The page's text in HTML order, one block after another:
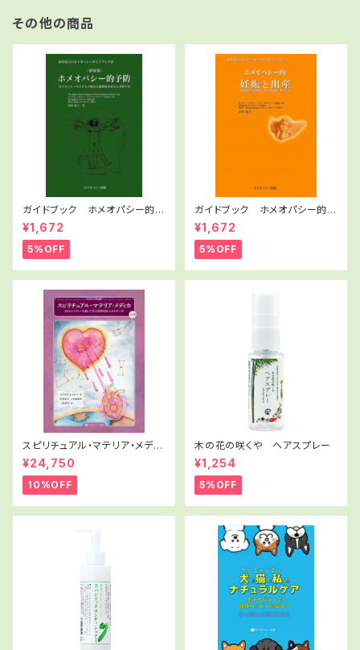
その他の商品
ガイドブック ホメオパシー的予
防（新装版）
¥1,672
5%OFF
ガイドブック ホメオパシー的妊
娠と出産
¥1,672
5%OFF
スピリチュアル・マテリア・メディ
カ 第1＋2巻 日本語版
¥24,750
10%OFF
木の花の咲くや ヘアスプレー
¥1,254
5%OFF